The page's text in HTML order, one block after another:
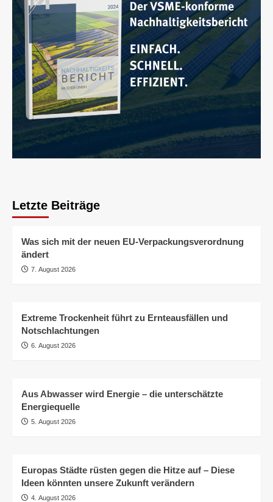
Letzte Beiträge
Was sich mit der neuen EU-Verpackungsverordnung
ändert
7. August 2026
Extreme Trockenheit führt zu Ernteausfällen und
Notschlachtungen
6. August 2026
Aus Abwasser wird Energie – die unterschätzte
Energiequelle
5. August 2026
Europas Städte rüsten gegen die Hitze auf – Diese
Ideen könnten unsere Zukunft verändern
4. August 2026